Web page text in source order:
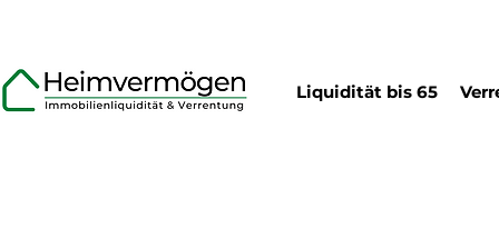
Liquidität bis 65